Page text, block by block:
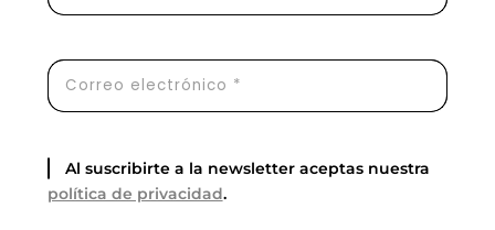
Al suscribirte a la newsletter aceptas nuestra
política de privacidad.